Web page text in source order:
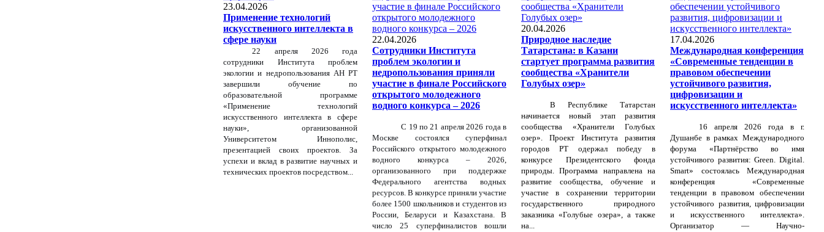
23.04.2026
Применение технологий
искусственного интеллекта в
сфере науки
22 апреля 2026 года
сотрудники Института проблем
экологии и недропользования АН РТ
завершили обучение по
образовательной программе
«Применение технологий
искусственного интеллекта в сфере
науки», организованной
Университетом Иннополис,
презентацией своих проектов. За
успехи и вклад в развитие научных и
технических проектов посредством...
22.04.2026
Сотрудники Института
проблем экологии и
недропользования приняли
участие в финале Российского
открытого молодежного
водного конкурса – 2026
С 19 по 21 апреля 2026 года в
Москве состоялся суперфинал
Российского открытого молодежного
водного конкурса – 2026,
организованного при поддержке
Федерального агентства водных
ресурсов. В конкурсе приняли участие
более 1500 школьников и студентов из
России, Беларуси и Казахстана. В
число 25 суперфиналистов вошли
20.04.2026
Природное наследие
Татарстана: в Казани
стартует программа развития
сообщества «Хранители
Голубых озер»
В Республике Татарстан
начинается новый этап развития
сообщества «Хранители Голубых
озер». Проект Института развития
городов РТ одержал победу в
конкурсе Президентского фонда
природы. Программа направлена на
развитие сообщества, обучение и
участие в сохранении территории
государственного природного
заказника «Голубые озера», а также
на...
17.04.2026
Международная конференция
«Современные тенденции в
правовом обеспечении
устойчивого развития,
цифровизации и
искусственного интеллекта»
16 апреля 2026 года в г.
Душанбе в рамках Международного
форума «Партнёрство во имя
устойчивого развития: Green. Digital.
Smart» состоялась Международная
конференция «Современные
тенденции в правовом обеспечении
устойчивого развития, цифровизации
и искусственного интеллекта».
Организатор — Научно-